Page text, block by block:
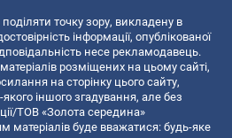
точку зору, викладену в
інформації, опублікованої
несе рекламодавець.
розміщених на цьому сайті,
на сторінку цього сайту,
іншого згадування, але без
ТОВ «Золота середина»
буде вважатися: будь-яке